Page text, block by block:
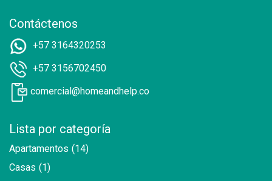
Contáctenos
+57 3164320253
+57 3156702450
comercial@homeandhelp.co
Lista por categoría
Apartamentos (14)
Casas (1)